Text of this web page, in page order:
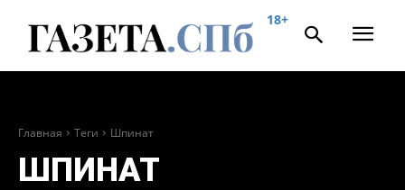
18+
Главная Теги Шпинат
ШПИНАТ